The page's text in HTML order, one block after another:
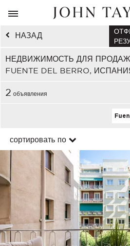
НАЗАД
НЕДВИЖИМОСТЬ ДЛЯ
FUENTE DEL BERRO,
2 объявления
сортировать по